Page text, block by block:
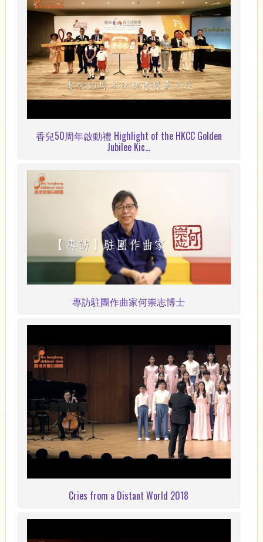
香兒50周年啟動禮 Highlight of the HKCC Golden
Jubilee Kic...
專訪駐團作曲家何崇志博士
Cries from a Distant World 2018